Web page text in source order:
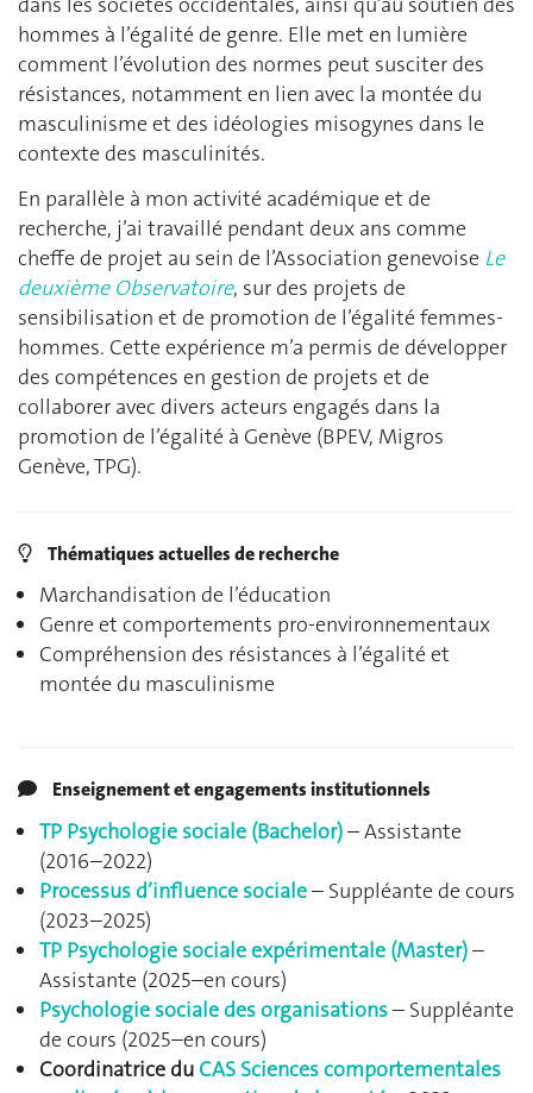
hommes à l’égalité de genre. Elle met en lumière
comment l’évolution des normes peut susciter des
résistances, notamment en lien avec la montée du
masculinisme et des idéologies misogynes dans le
contexte des masculinités.
En parallèle à mon activité académique et de
recherche, j’ai travaillé pendant deux ans comme
cheffe de projet au sein de l’Association genevoise Le
deuxième Observatoire, sur des projets de
sensibilisation et de promotion de l’égalité femmes-
hommes. Cette expérience m’a permis de développer
des compétences en gestion de projets et de
collaborer avec divers acteurs engagés dans la
promotion de l’égalité à Genève (BPEV, Migros
Genève, TPG).
Thématiques actuelles de recherche
Marchandisation de l’éducation
Genre et comportements pro-environnementaux
Compréhension des résistances à l’égalité et
montée du masculinisme
Enseignement et engagements institutionnels
TP Psychologie sociale (Bachelor)– Assistante
(2016–2022)
Processus d’influence sociale– Suppléante de cours
(2023–2025)
TP Psychologie sociale expérimentale (Master)–
Assistante (2025–en cours)
Psychologie sociale des organisations– Suppléante
de cours (2025–en cours)
Coordinatrice du CAS Sciences comportementales